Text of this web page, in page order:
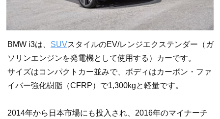
BMW i3は、 SUVスタイルのEV/レンジエクステンダー（ガ
ソリンエンジンを発電機として使用する）カーです。
サイズはコンパクトカー並みで、ボディはカーボン・ファ
イバー強化樹脂（CFRP）で1,300kgと軽量です。
2014年から日本市場にも投入され、2016年のマイナーチ